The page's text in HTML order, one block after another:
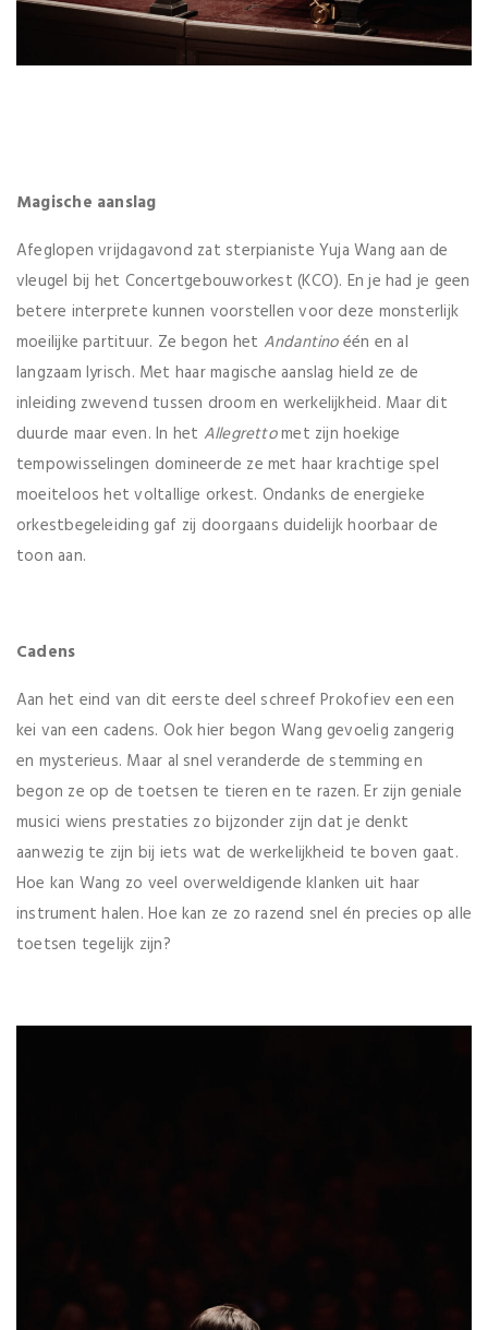
Magische aanslag
Afeglopen vrijdagavond zat sterpianiste Yuja Wang aan de
vleugel bij het Concertgebouworkest (KCO). En je had je geen
betere interprete kunnen voorstellen voor deze monsterlijk
moeilijke partituur. Ze begon het Andantinoéén en al
langzaam lyrisch. Met haar magische aanslag hield ze de
inleiding zwevend tussen droom en werkelijkheid. Maar dit
duurde maar even. In het Allegrettomet zijn hoekige
tempowisselingen domineerde ze met haar krachtige spel
moeiteloos het voltallige orkest. Ondanks de energieke
orkestbegeleiding gaf zij doorgaans duidelijk hoorbaar de
toon aan.
Cadens
Aan het eind van dit eerste deel schreef Prokofiev een een
kei van een cadens. Ook hier begon Wang gevoelig zangerig
en mysterieus. Maar al snel veranderde de stemming en
begon ze op de toetsen te tieren en te razen. Er zijn geniale
musici wiens prestaties zo bijzonder zijn dat je denkt
aanwezig te zijn bij iets wat de werkelijkheid te boven gaat.
Hoe kan Wang zo veel overweldigende klanken uit haar
instrument halen. Hoe kan ze zo razend snel én precies op alle
toetsen tegelijk zijn?